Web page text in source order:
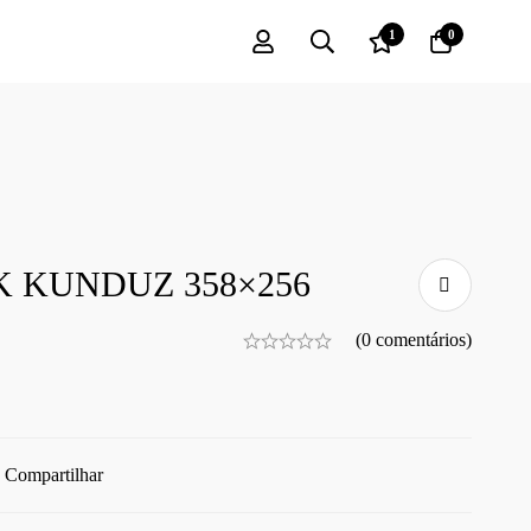
1 0
KUNDUZ 358×256
(0 comentários)
Compartilhar